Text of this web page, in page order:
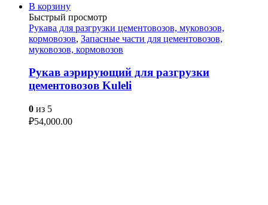
В корзину
Быстрый просмотр
Рукава для разгрузки цементовозов, муковозов,
кормовозов, Запасные части для цементовозов,
муковозов, кормовозов
Рукав аэрирующий для разгрузки
цементовозов Kuleli
0 из 5
₽54,000.00